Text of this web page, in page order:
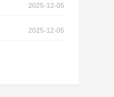
2025-12-05
2025-12-05